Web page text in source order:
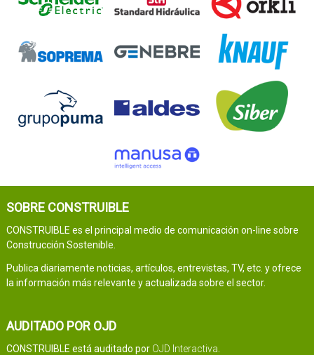
SOBRE CONSTRUIBLE
CONSTRUIBLE es el principal medio de comunicación on-line sobre
Construcción Sostenible.
Publica diariamente noticias, artículos, entrevistas, TV, etc. y ofrece
la información más relevante y actualizada sobre el sector.
AUDITADO POR OJD
CONSTRUIBLE está auditado por OJD Interactiva